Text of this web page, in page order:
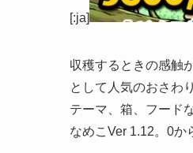
[:ja]
収穫するときの感触
として人気のおさわ
テーマ、箱、フード
なめこVer 1.12。0か